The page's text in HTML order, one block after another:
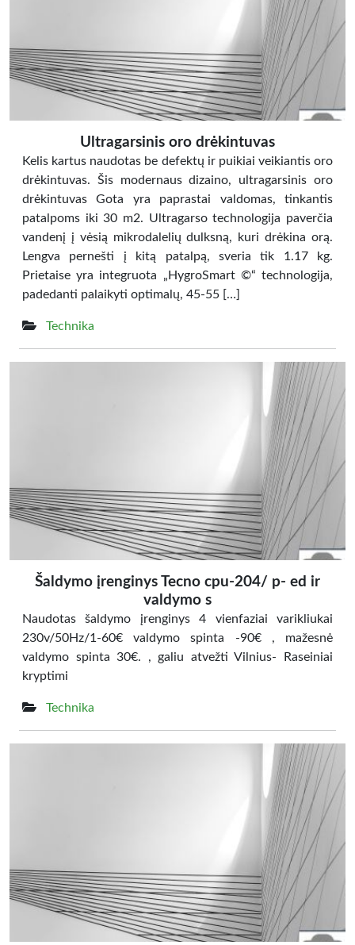
Ultragarsinis oro drėkintuvas
Kelis kartus naudotas be defektų ir puikiai veikiantis oro
drėkintuvas. Šis modernaus dizaino, ultragarsinis oro
drėkintuvas Gota yra paprastai valdomas, tinkantis
patalpoms iki 30 m2. Ultragarso technologija paverčia
vandenį į vėsią mikrodalelių dulksną, kuri drėkina orą.
Lengva pernešti į kitą patalpą, sveria tik 1.17 kg.
Prietaise yra integruota „HygroSmart ©“ technologija,
padedanti palaikyti optimalų, 45-55 […]
Technika
Šaldymo įrenginys Tecno cpu-204/ p- ed ir
valdymo s
Naudotas šaldymo įrenginys 4 vienfaziai varikliukai
230v/50Hz/1-60€ valdymo spinta -90€ , mažesnė
valdymo spinta 30€. , galiu atvežti Vilnius- Raseiniai
kryptimi
Technika